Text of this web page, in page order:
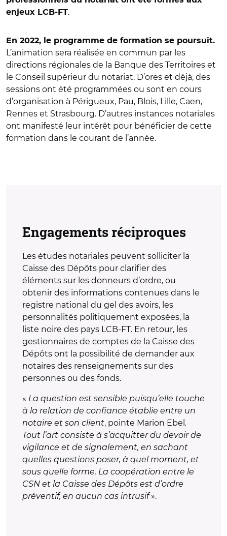
enjeux LCB-FT.
En 2022, le programme de formation se poursuit.
L’animation sera réalisée en commun par les
directions régionales de la Banque des Territoires et
le Conseil supérieur du notariat. D’ores et déjà, des
sessions ont été programmées ou sont en cours
d’organisation à Périgueux, Pau, Blois, Lille, Caen,
Rennes et Strasbourg. D’autres instances notariales
ont manifesté leur intérêt pour bénéficier de cette
formation dans le courant de l’année.
Engagements réciproques
Les études notariales peuvent solliciter la
Caisse des Dépôts pour clarifier des
éléments sur les donneurs d’ordre, ou
obtenir des informations contenues dans le
registre national du gel des avoirs, les
personnalités politiquement exposées, la
liste noire des pays LCB-FT. En retour, les
gestionnaires de comptes de la Caisse des
Dépôts ont la possibilité de demander aux
notaires des renseignements sur des
personnes ou des fonds.
« La question est sensible puisqu’elle touche
à la relation de confiance établie entre un
notaire et son client, pointe Marion Ebel .
Tout l’art consiste à s’acquitter du devoir de
vigilance et de signalement, en sachant
quelles questions poser, à quel moment, et
sous quelle forme. La coopération entre le
CSN et la Caisse des Dépôts est d’ordre
préventif, en aucun cas intrusif».